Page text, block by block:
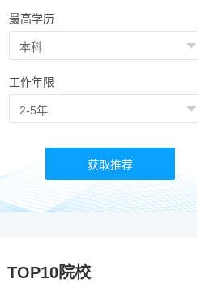
最高学历
工作年限
TOP10院校